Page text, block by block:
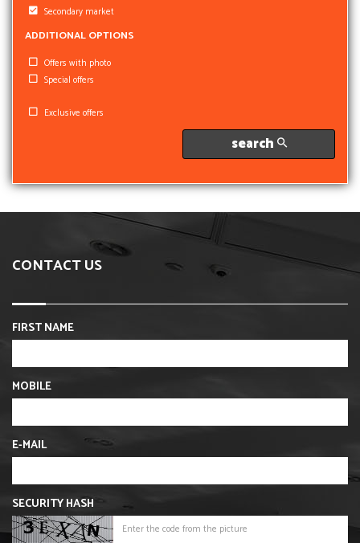
Secondary market
ADDITIONAL OPTIONS
Offers with photo
Special offers
Exclusive offers
search
CONTACT US
FIRST NAME
MOBILE
E-MAIL
SECURITY HASH